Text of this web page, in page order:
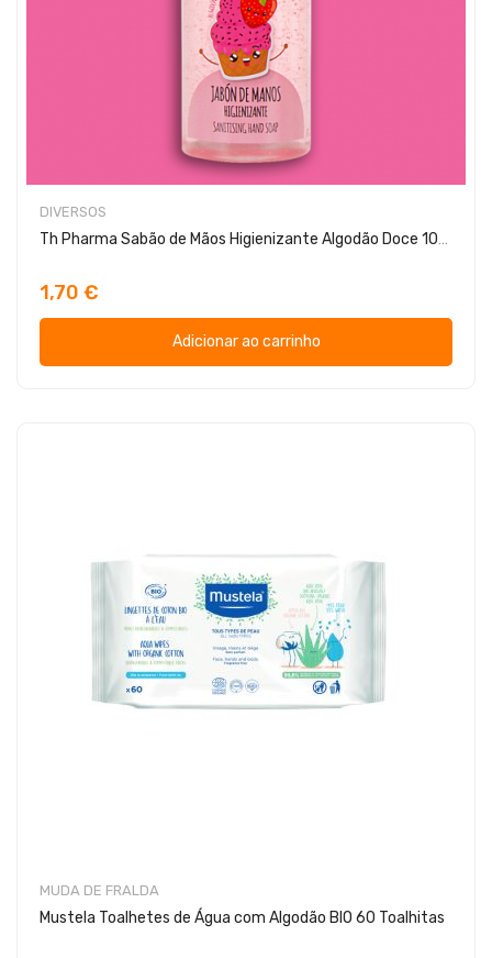
DIVERSOS
Th Pharma Sabão de Mãos Higienizante Algodão Doce 100ml
1,70 €
Adicionar ao carrinho
MUDA DE FRALDA
Mustela Toalhetes de Água com Algodão BIO 60 Toalhitas